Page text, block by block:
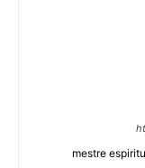
mestre